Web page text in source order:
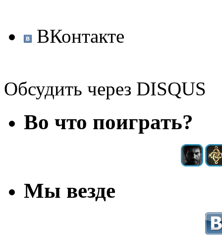
ВКонтакте
Обсудить через DISQUS
Во что поиграть?
Мы везде